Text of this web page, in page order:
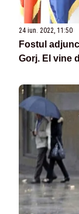
24 iun. 2022, 11:50
Fostul
Gorj. El vine